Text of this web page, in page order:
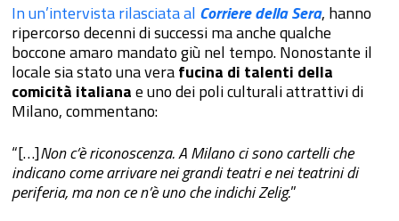
In un’intervista rilasciata al Corriere della Sera, hanno
ripercorso decenni di successi ma anche qualche
boccone amaro mandato giù nel tempo. Nonostante il
locale sia stato una verafucina di talenti della
comicità italianae uno dei poli culturali attrattivi di
Milano, commentano:
“[…]Non c’è riconoscenza. A Milano ci sono cartelli che
indicano come arrivare nei grandi teatri e nei teatrini di
periferia, ma non ce n’è uno che indichi Zelig.”